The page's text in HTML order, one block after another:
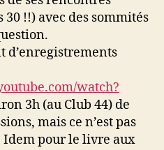
!!) avec des sommités
d’enregistrements
watch?
3h (au Club 44) de
mais ce n’est pas
Idem pour le livre aux